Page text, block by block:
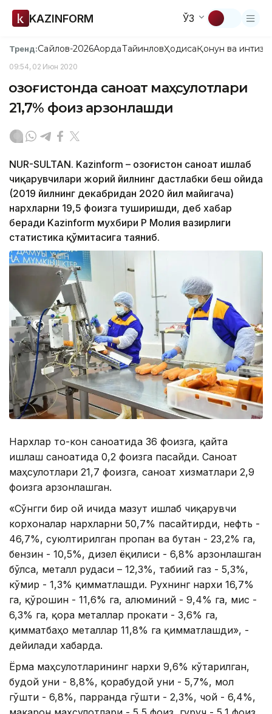
KAZINFORM ЎЗ
Тренд:Сайлов-2026АқордаТайинловҲодисаҚонун ва
09:54, 02 Июн 2020
Қозоғистонда саноат маҳсулотлари
21,7% фоиз арзонлашди
NUR-SULTAN. Kazinform – Қозоғистон саноат ишлаб
чиқарувчилари жорий йилнинг дастлабки беш ойида
(2019 йилнинг декабридан 2020 йил майигача)
нархларни 19,5 фоизга туширишди, деб хабар
беради Kazinform мухбири ҚР Молия вазирлиги
статистика қўмитасига таяниб.
Нархлар тоғ-кон саноатида 36 фоизга, қайта
ишлаш саноатида 0,2 фоизга пасайди. Саноат
маҳсулотлари 21,7 фоизга, саноат хизматлари 2,9
фоизга арзонлашган.
«Сўнгги бир ой ичида мазут ишлаб чиқарувчи
корхоналар нархларни 50,7% пасайтирди, нефть -
46,7%, суюлтирилган пропан ва бутан - 23,2% га,
бензин - 10,5%, дизел ёқилғиси - 6,8% арзонлашган
бўлса, металл рудаси – 12,3%, табиий газ - 5,3%,
кўмир - 1,3% қимматлашди. Рухнинг нархи 16,7%
га, қўрғошин - 11,6% га, алюминий - 9,4% га, мис -
6,3% га, қора металлар прокати - 3,6% га,
қимматбаҳо металлар 11,8% га қимматлашди», -
дейилади хабарда.
Ёрма маҳсулотларининг нархи 9,6% кўтарилган,
буғдой уни - 8,8%, қорабуғдой уни - 5,7%, мол
гўшти - 6,8%, парранда гўшти - 2,3%, чой - 6,4%,